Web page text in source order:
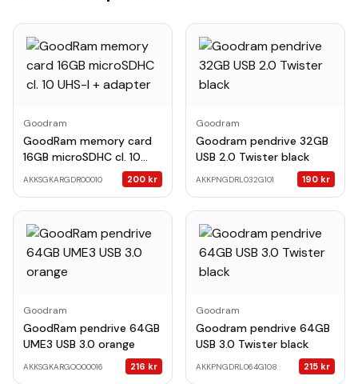
Goodram
GoodRam memory card
16GB microSDHC cl. 10
AKKSGKARGDR00010 200 kr
Goodram
Goodram pendrive 32GB
USB 2.0 Twister black
AKKPNGDRL032G101 190 kr
Goodram
GoodRam pendrive 64GB
UME3 USB 3.0 orange
AKKSGKARGOO00016 216 kr
Goodram
Goodram pendrive 64GB
USB 3.0 Twister black
AKKPNGDRL064G108 215 kr